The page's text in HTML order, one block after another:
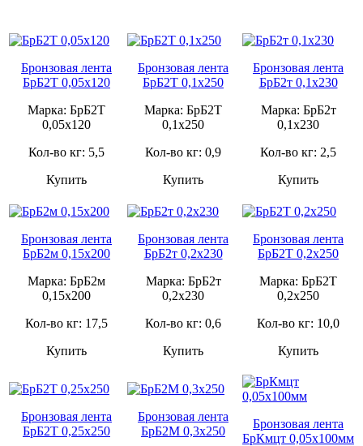
Бронзовая лента
БрБ2Т 0,05х120
Марка: БрБ2Т
0,05х120
Кол-во кг: 5,5
Купить
Бронзовая лента
БрБ2Т 0,1х250
Марка: БрБ2Т
0,1х250
Кол-во кг: 0,9
Купить
Бронзовая лента
БрБ2т 0,1х230
Марка: БрБ2т
0,1х230
Кол-во кг: 2,5
Купить
Бронзовая лента
БрБ2м 0,15х200
Марка: БрБ2м
0,15х200
Кол-во кг: 17,5
Купить
Бронзовая лента
БрБ2т 0,2х230
Марка: БрБ2т
0,2х230
Кол-во кг: 0,6
Купить
Бронзовая лента
БрБ2Т 0,2х250
Марка: БрБ2Т
0,2х250
Кол-во кг: 10,0
Купить
Бронзовая лента
БрБ2Т 0,25х250
Бронзовая лента
БрБ2М 0,3х250
Бронзовая лента
БрКмцт 0,05х100мм